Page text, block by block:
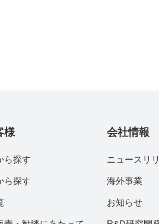
様
ら探す
ら探す
会社情報
ニュースリ
海外事業
お知らせ